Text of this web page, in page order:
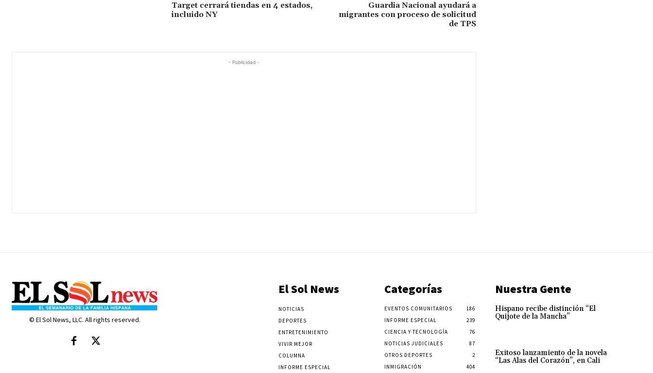
Target cerrará tiendas en 4 estados,
incluido NY
Guardia Nacional ayudará a
migrantes con proceso de solicitud
de TPS
- Publicidad -
© El Sol News, LLC. All rights reserved.
El Sol News
NOTICIAS
DEPORTES
ENTRETENIMIENTO
VIVIR MEJOR
COLUMNA
INFORME ESPECIAL
Categorías
EVENTOS COMUNITARIOS
186
INFORME ESPECIAL
239
CIENCIA Y TECNOLOGÍA
76
NOTICIAS JUDICIALES
87
OTROS DEPORTES
2
INMIGRACIÓN
404
Nuestra Gente
Hispano recibe distinción “El
Quijote de la Mancha”
Exitoso lanzamiento de la novela
“Las Alas del Corazón”, en Cali